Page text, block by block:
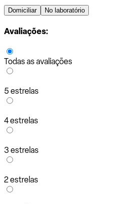
Domiciliar No laboratório
Avaliações:
Todas as avaliações
5 estrelas
4 estrelas
3 estrelas
2 estrelas